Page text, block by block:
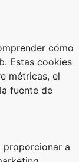
cómo
Estas cookies
métricas, el
fuente de
proporcionar a